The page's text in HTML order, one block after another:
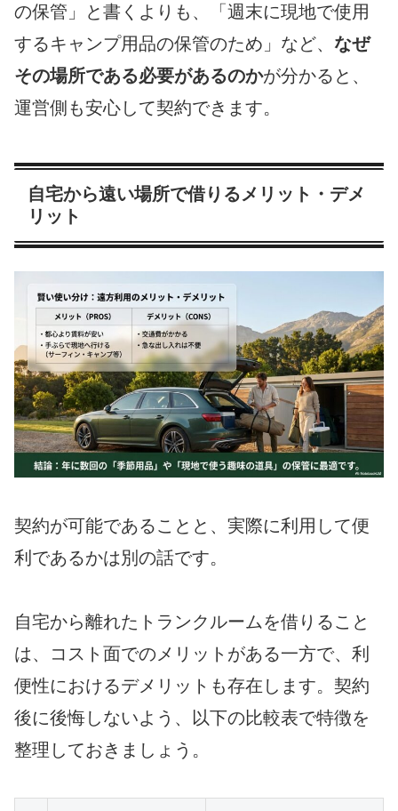
の保管」と書くよりも、「週末に現地で使用
するキャンプ用品の保管のため」など、 なぜ
その場所である必要があるのかが分かると、
運営側も安心して契約できます。
自宅から遠い場所で借りるメリット・デメ
リット
契約が可能であることと、実際に利用して便
利であるかは別の話です。
自宅から離れたトランクルームを借りること
は、コスト面でのメリットがある一方で、利
便性におけるデメリットも存在します。契約
後に後悔しないよう、以下の比較表で特徴を
整理しておきましょう。